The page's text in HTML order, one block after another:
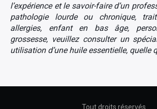
l’expérience et le savoir-faire d’un
pathologie lourde ou chronique,
allergies, enfant en bas âge,
grossesse, veuillez consulter un
utilisation d’une huile essentielle, quelle
Tout droits réservés